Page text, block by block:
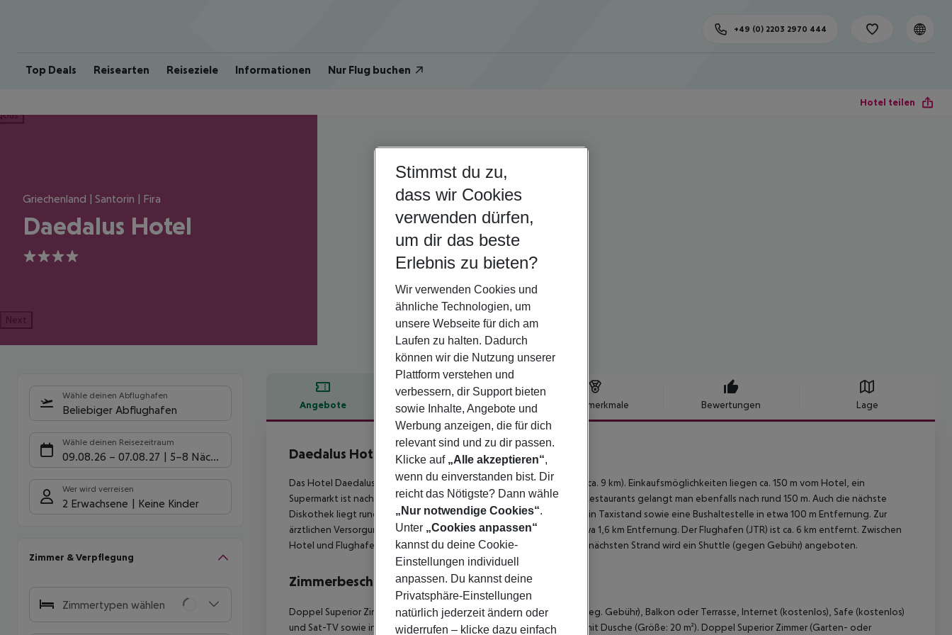
Top Deals Reisearten Reiseziele Informationen Nur Flug buchen
+49 (0) 2203 2970 444
Hotel teilen
Griechenland | Santorin | Fira
Daedalus Hotel
4
Next
Wähle deinen Abflughafen
Beliebiger Abflughafen
Wähle deinen Reisezeitraum
09.08.26 – 07.08.27 5-8 Nächte
Wer wird verreisen
2 Erwachsene Keine Kinder
Zimmer & Verpflegung
Zimmertypen wählen
Angebote Hotelbeschreibung Hotelmerkmale Bewertungen Lage
Hotelbeschreibung
Daedalus Hotel
4
Das Hotel Daedalus Hotel liegt ca. 150 m von FIRA entfernt (KAMARI ca. 9 km). Einkaufsmöglichkeiten liegen ca. 150 m vom Hotel, ein
Supermarkt ist nach ca. 20 m zu erreichen. Zu den nächsten Bars und Restaurants gelangt man ebenfalls nach rund 150 m. Auch die nächste
Diskothek liegt rund 150 m entfernt. Für Mobilität im Urlaub sorgen ein Taxistand sowie eine Bushaltestelle in etwa 100 m Entfernung. Zur
ärztlichen Versorgung im Notfall befindet sich ein Krankenhaus in etwa 1,6 km Entfernung. Der Flughafen (JTR) ist ca. 6 km entfernt. Zwischen
Hotel und Flughafen verkehrt ein Shuttle (gegen Gebühr). Auch zum nächsten Strand wird ein Shuttle (gegen Gebühr) angeboten.
Zimmerbeschreibung
Doppel Superior Zimmer (Garten- oder Poolblick): Mit Minibar (ggf. geg. Gebühr), Balkon oder Terrasse, Internet (kostenlos), Safe (kostenlos)
und Sat-TV sowie individuell regulierbarer Klimaanlage. Badezimmer mit Dusche (Größe: 20 m²). Doppel Superior Zimmer (Garten- oder
Stimmst du zu,
dass wir Cookies
verwenden dürfen,
um dir das beste
Erlebnis zu bieten?
Wir verwenden Cookies und
ähnliche Technologien, um
unsere Webseite für dich am
Laufen zu halten. Dadurch
können wir die Nutzung unserer
Plattform verstehen und
verbessern, dir Support bieten
sowie Inhalte, Angebote und
Werbung anzeigen, die für dich
relevant sind und zu dir passen.
Klicke auf „Alle akzeptieren“,
wenn du einverstanden bist. Dir
reicht das Nötigste? Dann wähle
„Nur notwendige Cookies“.
Unter „Cookies anpassen“
kannst du deine Cookie-
Einstellungen individuell
anpassen. Du kannst deine
Privatsphäre-Einstellungen
natürlich jederzeit ändern oder
widerrufen – klicke dazu einfach